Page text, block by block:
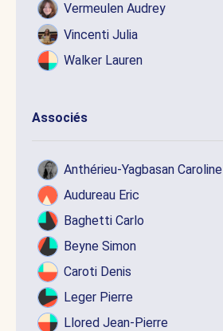
Vermeulen Audrey
Vincenti Julia
Walker Lauren
Associés
Anthérieu-Yagbasan Caroline
Audureau Eric
Baghetti Carlo
Beyne Simon
Caroti Denis
Leger Pierre
Llored Jean-Pierre